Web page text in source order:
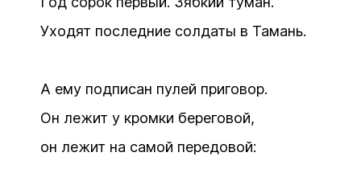
Уходят последние солдаты в Тамань.
А ему подписан пулей приговор.
Он лежит у кромки береговой,
он лежит на самой передовой: